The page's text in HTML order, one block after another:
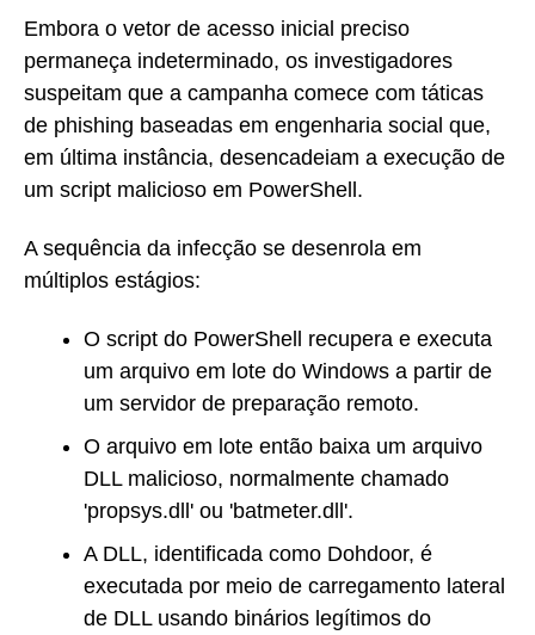
Embora o vetor de acesso inicial preciso
permaneça indeterminado, os investigadores
suspeitam que a campanha comece com táticas
de phishing baseadas em engenharia social que,
em última instância, desencadeiam a execução de
um script malicioso em PowerShell.
A sequência da infecção se desenrola em
múltiplos estágios:
O script do PowerShell recupera e executa
um arquivo em lote do Windows a partir de
um servidor de preparação remoto.
O arquivo em lote então baixa um arquivo
DLL malicioso, normalmente chamado
'propsys.dll' ou 'batmeter.dll'.
A DLL, identificada como Dohdoor, é
executada por meio de carregamento lateral
de DLL usando binários legítimos do